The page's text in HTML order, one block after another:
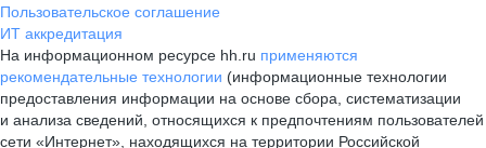
Пользовательское соглашение
ИТ аккредитация
На информационном ресурсе hh.ru применяются
рекомендательные технологии (информационные технологии
предоставления информации на основе сбора, систематизации
и анализа сведений, относящихся к предпочтениям пользователей
сети «Интернет», находящихся на территории Российской